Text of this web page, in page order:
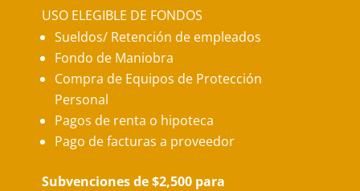
USO ELEGIBLE DE FONDOS
Sueldos/ Retención de empleados
Fondo de Maniobra
Compra de Equipos de Protección
Personal
Pagos de renta o hipoteca
Pago de facturas a proveedor
Subvenciones de $2,500 para